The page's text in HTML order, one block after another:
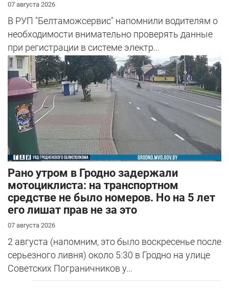
07 августа 2026
В РУП "Белтаможсервис" напомнили водителям о
необходимости внимательно проверять данные
при регистрации в системе электр...
Рано утром в Гродно задержали
мотоциклиста: на транспортном
средстве не было номеров. Но на 5 лет
его лишат прав не за это
07 августа 2026
2 августа (напомним, это было воскресенье после
серьезного ливня) около 5:30 в Гродно на улице
Советских Пограничников у...